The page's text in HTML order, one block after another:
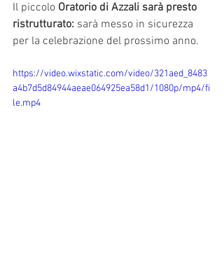
Il piccolo Oratorio di Azzali sarà presto
ristrutturato: sarà messo in sicurezza
per la celebrazione del prossimo anno.
https://video.wixstatic.com/video/321aed_8483
a4b7d5d84944aeae064925ea58d1/1080p/mp4/fi
le.mp4